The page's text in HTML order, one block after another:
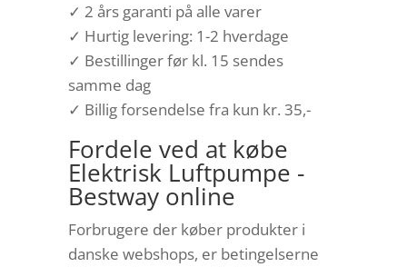
✓ 2 års garanti på alle varer
✓ Hurtig levering: 1-2 hverdage
✓ Bestillinger før kl. 15 sendes
samme dag
✓ Billig forsendelse fra kun kr. 35,-
Fordele ved at købe
Elektrisk Luftpumpe -
Bestway online
Forbrugere der køber produkter i
danske webshops, er betingelserne